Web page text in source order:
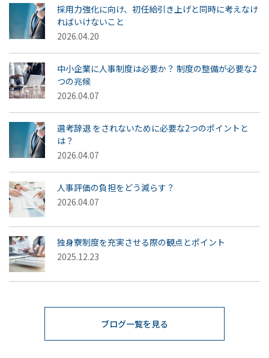
採用力強化に向け、初任給引き上げと同時に考えなけ
ればいけないこと
2026.04.20
中小企業に人事制度は必要か？ 制度の整備が必要な2
つの兆候
2026.04.07
選考辞退 をされないために必要な2つのポイントと
は？
2026.04.07
人事評価の負担をどう減らす？
2026.04.07
独身寮制度を充実させる際の観点とポイント
2025.12.23
ブログ一覧を見る